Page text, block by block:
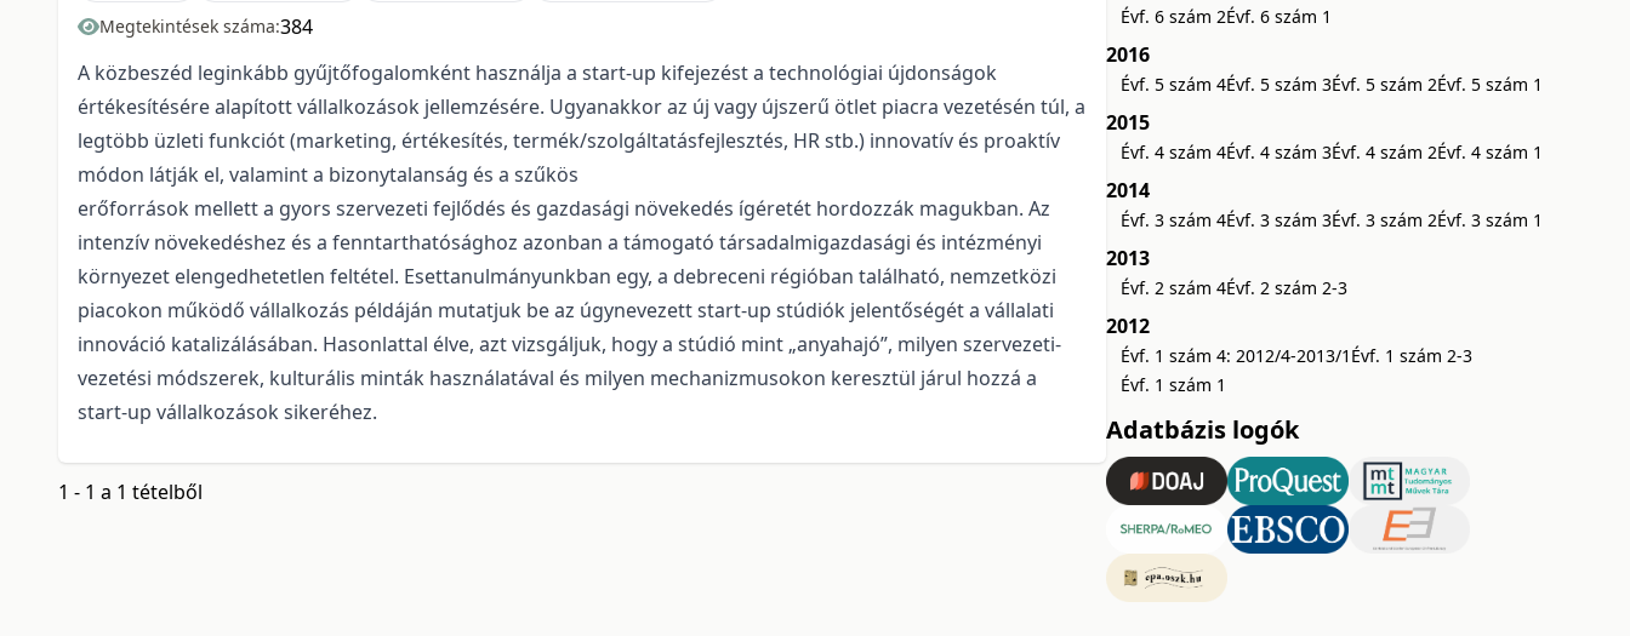
Megtekintések száma:384
A közbeszéd leginkább gyűjtőfogalomként használja a start-up kifejezést a technológiai újdonságok
értékesítésére alapított vállalkozások jellemzésére. Ugyanakkor az új vagy újszerű ötlet piacra vezetésén túl, a
legtöbb üzleti funkciót (marketing, értékesítés, termék/szolgáltatásfejlesztés, HR stb.) innovatív és proaktív
módon látják el, valamint a bizonytalanság és a szűkös
erőforrások mellett a gyors szervezeti fejlődés és gazdasági növekedés ígéretét hordozzák magukban. Az
intenzív növekedéshez és a fenntarthatósághoz azonban a támogató társadalmigazdasági és intézményi
környezet elengedhetetlen feltétel. Esettanulmányunkban egy, a debreceni régióban található, nemzetközi
piacokon működő vállalkozás példáján mutatjuk be az úgynevezett start-up stúdiók jelentőségét a vállalati
innováció katalizálásában. Hasonlattal élve, azt vizsgáljuk, hogy a stúdió mint „anyahajó”, milyen szervezeti-
vezetési módszerek, kulturális minták használatával és milyen mechanizmusokon keresztül járul hozzá a
start-up vállalkozások sikeréhez.
1 - 1 a 1 tételből
Évf. 6 szám 2Évf. 6 szám 1
2016
Évf. 5 szám 4Évf. 5 szám 3Évf. 5 szám 2Évf. 5 szám 1
2015
Évf. 4 szám 4Évf. 4 szám 3Évf. 4 szám 2Évf. 4 szám 1
2014
Évf. 3 szám 4Évf. 3 szám 3Évf. 3 szám 2Évf. 3 szám 1
2013
Évf. 2 szám 4Évf. 2 szám 2-3
2012
Évf. 1 szám 4: 2012/4-2013/1 Évf. 1 szám 2-3
Évf. 1 szám 1
Adatbázis logók